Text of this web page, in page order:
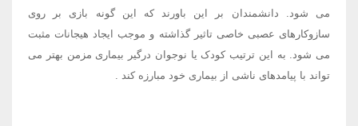
می شود. دانشمندان بر این باورند که این گونه بازی بر روی
سازوکارهای عصبی خاصی تاثیر گذاشته و موجب ایجاد هیجانات مثبت
می شود. به این ترتیب کودک یا نوجوان درگیر بیماری مزمن بهتر می
تواند با پیامدهای ناشی از بیماری خود مبارزه کند .